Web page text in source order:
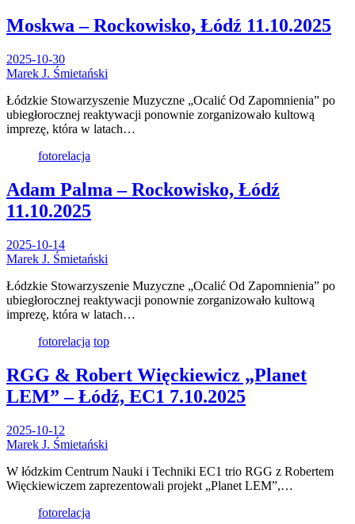
Moskwa – Rockowisko, Łódź 11.10.2025
2025-10-30
Marek J. Śmietański
Łódzkie Stowarzyszenie Muzyczne „Ocalić Od Zapomnienia” po
ubiegłorocznej reaktywacji ponownie zorganizowało kultową
imprezę, która w latach…
fotorelacja
Adam Palma – Rockowisko, Łódź
11.10.2025
2025-10-14
Marek J. Śmietański
Łódzkie Stowarzyszenie Muzyczne „Ocalić Od Zapomnienia” po
ubiegłorocznej reaktywacji ponownie zorganizowało kultową
imprezę, która w latach…
fotorelacja top
RGG & Robert Więckiewicz „Planet
LEM” – Łódź, EC1 7.10.2025
2025-10-12
Marek J. Śmietański
W łódzkim Centrum Nauki i Techniki EC1 trio RGG z Robertem
Więckiewiczem zaprezentowali projekt „Planet LEM”,…
fotorelacja